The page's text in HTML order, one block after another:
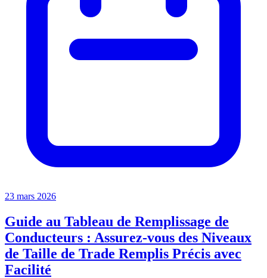
23 mars 2026
Guide au Tableau de Remplissage de
Conducteurs : Assurez-vous des Niveaux
de Taille de Trade Remplis Précis avec
Facilité